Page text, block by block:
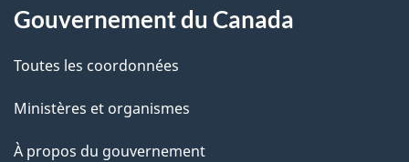
a
g
e
a
c
i
o
Gouvernement du Canada
Toutes les coordonnées
Ministères et organismes
À propos du gouvernement